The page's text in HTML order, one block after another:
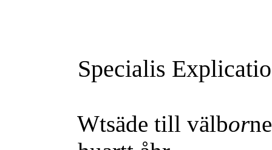
Specialis Explicatio
Wtsäde till välbor